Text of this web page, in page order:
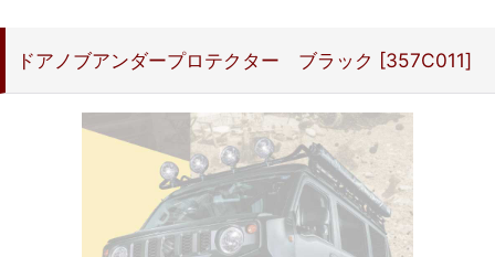
ドアノブアンダープロテクター ブラック [357C011]